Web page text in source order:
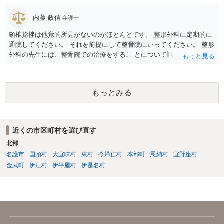
内藤 政信 弁護士
頸椎捻挫は他覚的所見がないのがほとんどです。 整形外科に定期的に
通院してください。 それを前提にして整骨院にいってください。 整形
外科の先生には、整骨院での治療をするこ とについて話し、OKをも
もっとみる
近くの市区町村を選び直す
北部
名護市
国頭村 大宜味村 東村 今帰仁村 本部町 恩納村
宜野座村
金武町
伊江村 伊平屋村 伊是名村